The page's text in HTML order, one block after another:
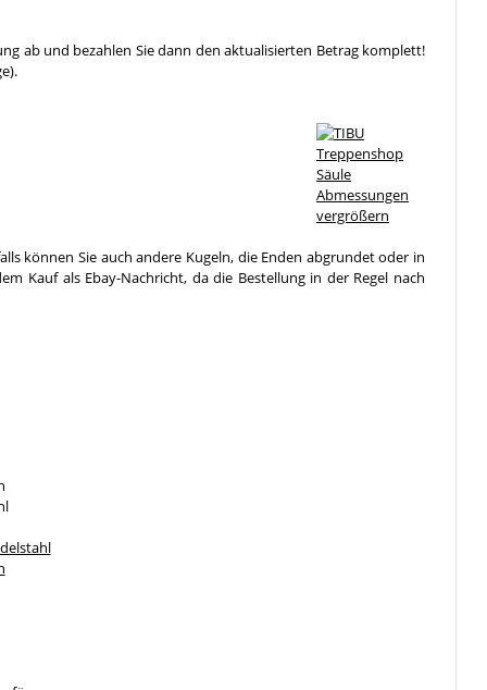
ab und bezahlen Sie dann den aktualisierten Betrag komplett!
vergrößern
können Sie auch andere Kugeln, die Enden abgrundet oder in
Kauf als Ebay-Nachricht, da die Bestellung in der Regel nach